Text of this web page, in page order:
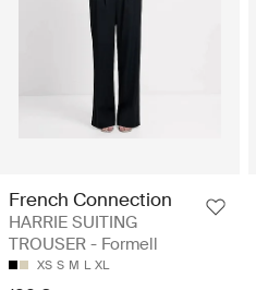
French Connection
HARRIE SUITING
TROUSER - Formell
XS S M L XL